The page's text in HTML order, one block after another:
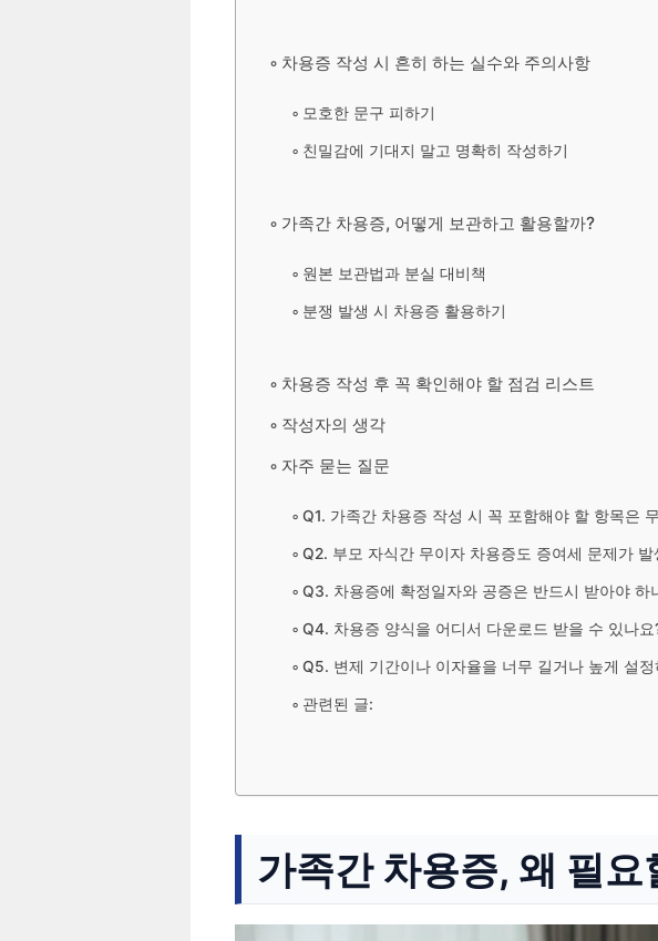
차용증 작성 시 흔히 하는 실수와 주의사항
모호한 문구 피하기
친밀감에 기대지 말고 명확히 작성하기
가족간 차용증, 어떻게 보관하고 활용할까?
원본 보관법과 분실 대비책
분쟁 발생 시 차용증 활용하기
차용증 작성 후 꼭 확인해야 할 점검 리스트
작성자의 생각
자주 묻는 질문
Q1. 가족간 차용증 작성 시 꼭 포함해야 할 항목은
Q2. 부모 자식간 무이자 차용증도 증여세 문제가 발
Q3. 차용증에 확정일자와 공증은 반드시 받아야 하
Q4. 차용증 양식을 어디서 다운로드 받을 수 있나요
Q5. 변제 기간이나 이자율을 너무 길거나 높게 설
관련된 글:
가족간 차용증, 왜 필요